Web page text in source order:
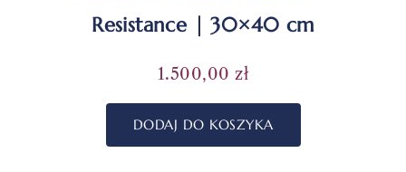
Resistance | 30×40 cm
1.500,00zł
DODAJ DO KOSZYKA